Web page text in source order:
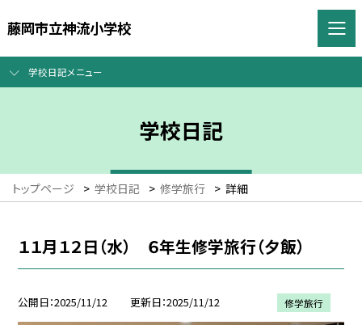
藤岡市立神流小学校
学校日記メニュー
学校日記
トップページ > 学校日記 > 修学旅行 > 詳細
１１月１２日（水） ６年生修学旅行（夕飯）
公開日 2025/11/12 更新日 2025/11/12 修学旅行